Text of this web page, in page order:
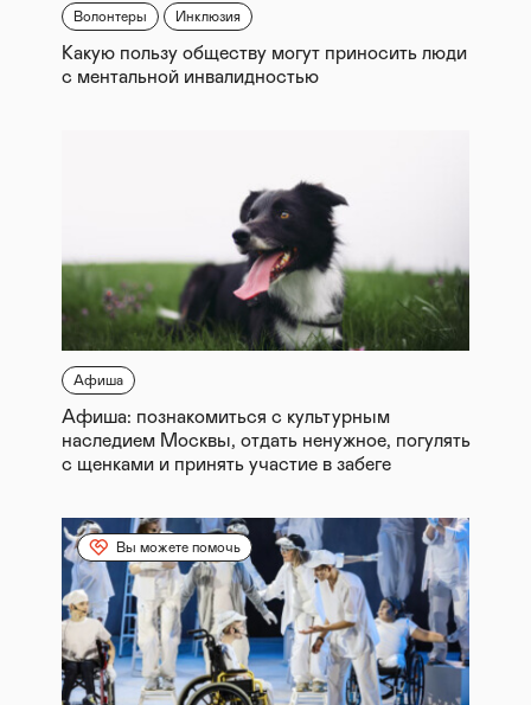
Волонтеры Инклюзия
Какую пользу обществу могут приносить люди
с ментальной инвалидностью
Афиша
Афиша: познакомиться с культурным
наследием Москвы, отдать ненужное, погулять
с щенками и принять участие в забеге
Вы можете помочь